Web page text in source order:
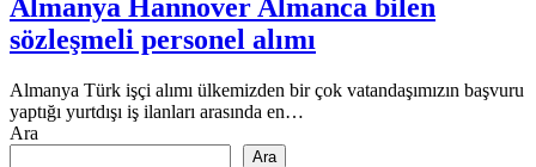
Almanya Hannover Almanca bilen
sözleşmeli personel alımı
Almanya Türk işçi alımı ülkemizden bir çok vatandaşımızın başvuru
yaptığı yurtdışı iş ilanları arasında en…
Ara
Ara